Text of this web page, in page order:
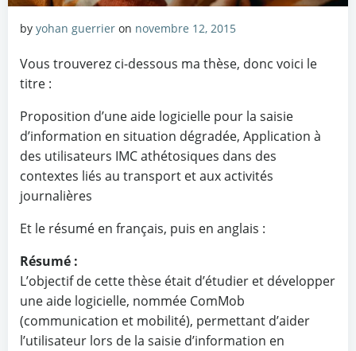
by yohan guerrier on novembre 12, 2015
Vous trouverez ci-dessous ma thèse, donc voici le
titre :
Proposition d’une aide logicielle pour la saisie
d’information en situation dégradée, Application à
des utilisateurs IMC athétosiques dans des
contextes liés au transport et aux activités
journalières
Et le résumé en français, puis en anglais :
Résumé :
L’objectif de cette thèse était d’étudier et développer
une aide logicielle, nommée ComMob
(communication et mobilité), permettant d’aider
l’utilisateur lors de la saisie d’information en